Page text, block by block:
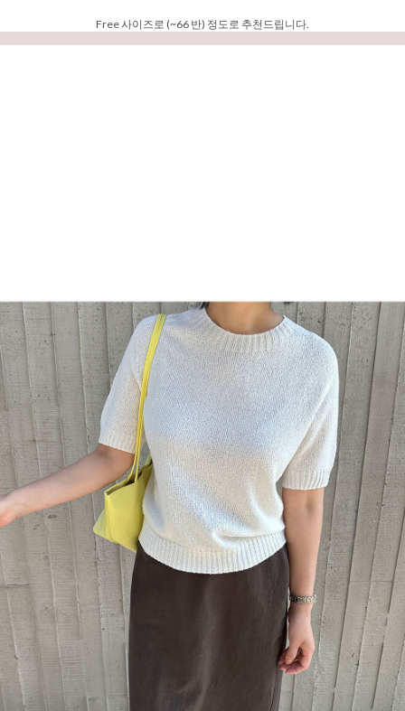
Free 사이즈로 (~66 반) 정도로 추천드립니다.